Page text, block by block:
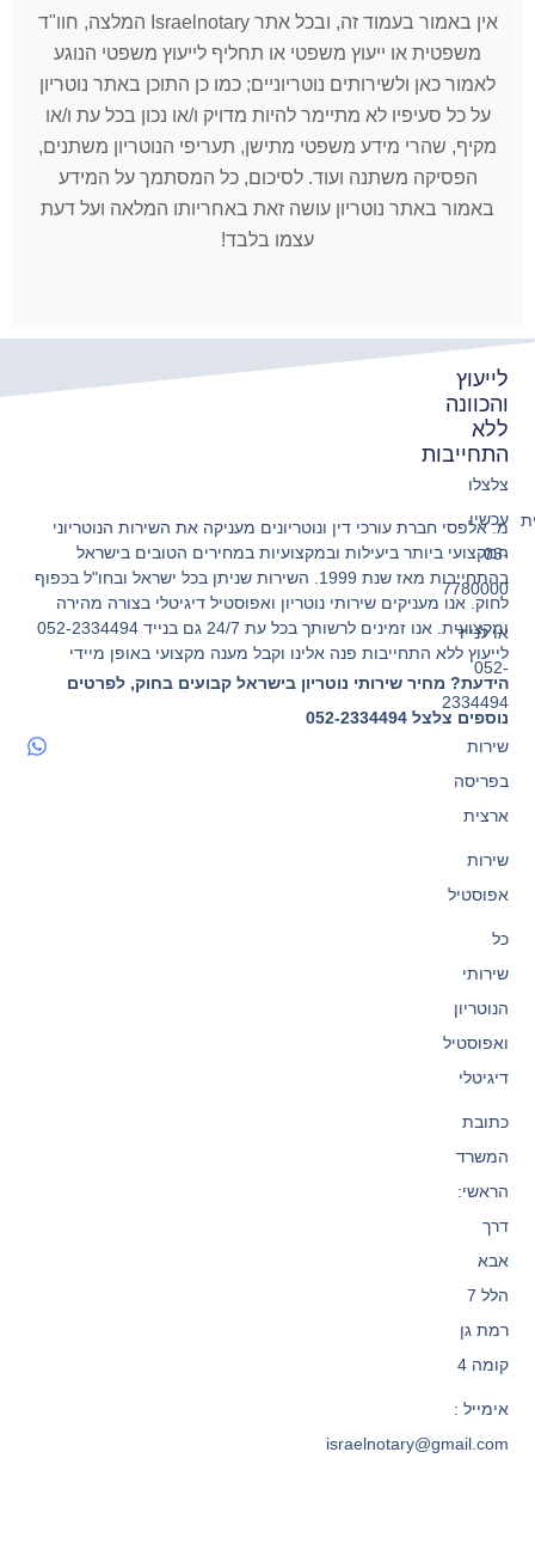
אין באמור בעמוד זה, ובכל אתר Israelnotary המלצה, חוו"ד
משפטית או ייעוץ משפטי או תחליף לייעוץ משפטי הנוגע
לאמור כאן ולשירותים נוטריוניים; כמו כן התוכן באתר נוטריון
על כל סעיפיו לא מתיימר להיות מדויק ו/או נכון בכל עת ו/או
מקיף, שהרי מידע משפטי מתישן, תעריפי הנוטריון משתנים,
הפסיקה משתנה ועוד. לסיכום, כל המסתמך על המידע
באמור באתר נוטריון עושה זאת באחריותו המלאה ועל דעת
עצמו בלבד!
מ. אלפסי חברת עורכי דין ונוטריונים מעניקה את השירות הנוטריוני
המקצועי ביותר ביעילות ובמקצועיות במחירים הטובים בישראל
בהתחייבות מאז שנת 1999. השירות שניתן בכל ישראל ובחו"ל בכפוף
לחוק. אנו מעניקים שירותי נוטריון ואפוסטיל דיגיטלי בצורה מהירה
ומקצועית. אנו זמינים לרשותך בכל עת 24/7 גם בנייד 052-2334494
לייעוץ ללא התחייבות פנה אלינו וקבל מענה מקצועי באופן מיידי
הידעת? מחיר שירותי נוטריון בישראל קבועים בחוק, לפרטים
נוספים צלצל 052-2334494
לייעוץ
והכוונה
ללא
התחייבות
צלצלו
עכשיו
03-
7780000
או לנייד
052-
2334494
שירות
בפריסה
ארצית
שירות
אפוסטיל
כל
שירותי
הנוטריון
ואפוסטיל
דיגיטלי
כתובת
המשרד
הראשי:
דרך
אבא
הלל 7
רמת גן
קומה 4
אימייל :
israelnotary@gmail.com